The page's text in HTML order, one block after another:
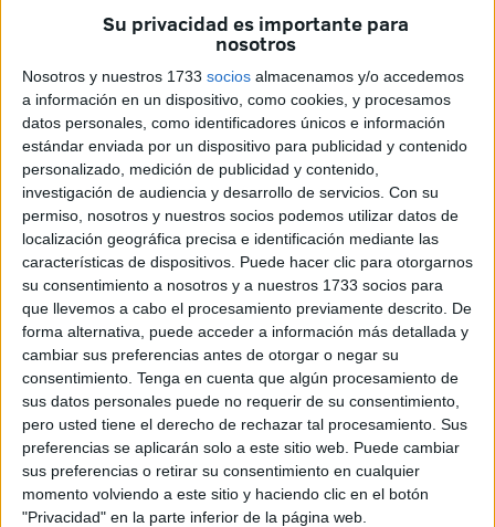
Su privacidad es importante para
nosotros
Nosotros y nuestros 1733 socios almacenamos y/o accedemos
a información en un dispositivo, como cookies, y procesamos
datos personales, como identificadores únicos e información
estándar enviada por un dispositivo para publicidad y contenido
personalizado, medición de publicidad y contenido,
investigación de audiencia y desarrollo de servicios. Con su
permiso, nosotros y nuestros socios podemos utilizar datos de
localización geográfica precisa e identificación mediante las
características de dispositivos. Puede hacer clic para otorgarnos
su consentimiento a nosotros y a nuestros 1733 socios para
que llevemos a cabo el procesamiento previamente descrito. De
forma alternativa, puede acceder a información más detallada y
cambiar sus preferencias antes de otorgar o negar su
consentimiento. Tenga en cuenta que algún procesamiento de
sus datos personales puede no requerir de su consentimiento,
pero usted tiene el derecho de rechazar tal procesamiento. Sus
preferencias se aplicarán solo a este sitio web. Puede cambiar
sus preferencias o retirar su consentimiento en cualquier
momento volviendo a este sitio y haciendo clic en el botón
"Privacidad" en la parte inferior de la página web.
Los responsables delfútbolbase de la Sociedad
Deportiva Unión África Ceutí han presentado el cartel de la
quinta edición de sutorneo veraniegoque se disputará
desde este viernes 25 de agosto hasta el próximo 1 de
septiembre en Ceuta.
Este interesante campeonato veraniego de fútbol-sala que
se juega en categoría alevín, infantil y cadete se celebrará
en la pista de la barriada José Zurrón y contará con el
patrocinio del Café Abaris y de la asociación de vecinos
José Zurrón.
Las cinco categorías comenzarán este viernes 25 de
agosto aunque serán los prebenjamines los primeros en
echar el balón a rodar a partir de las 18:00 horas.
En esta categoría de prebenjamines compiten cuatro
equipos como son el Sporting de Ceuta,AD Ceuta, UA
Ceutí y Atlético Ceutí que jugarán todos contra todos